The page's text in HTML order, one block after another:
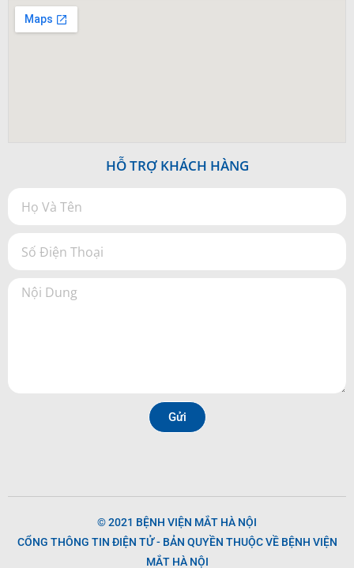
HỖ TRỢ KHÁCH HÀNG
Gửi
© 2021 BỆNH VIỆN MẮT HÀ NỘI
CỔNG THÔNG TIN ĐIỆN TỬ - BẢN QUYỀN THUỘC VỀ BỆNH VIỆN
MẮT HÀ NỘI